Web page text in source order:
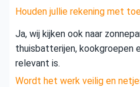
Houden jullie rekening met
Ja, wij kijken ook naar
thuisbatterijen, kookgroepen
relevant is.
Wordt het werk veilig en